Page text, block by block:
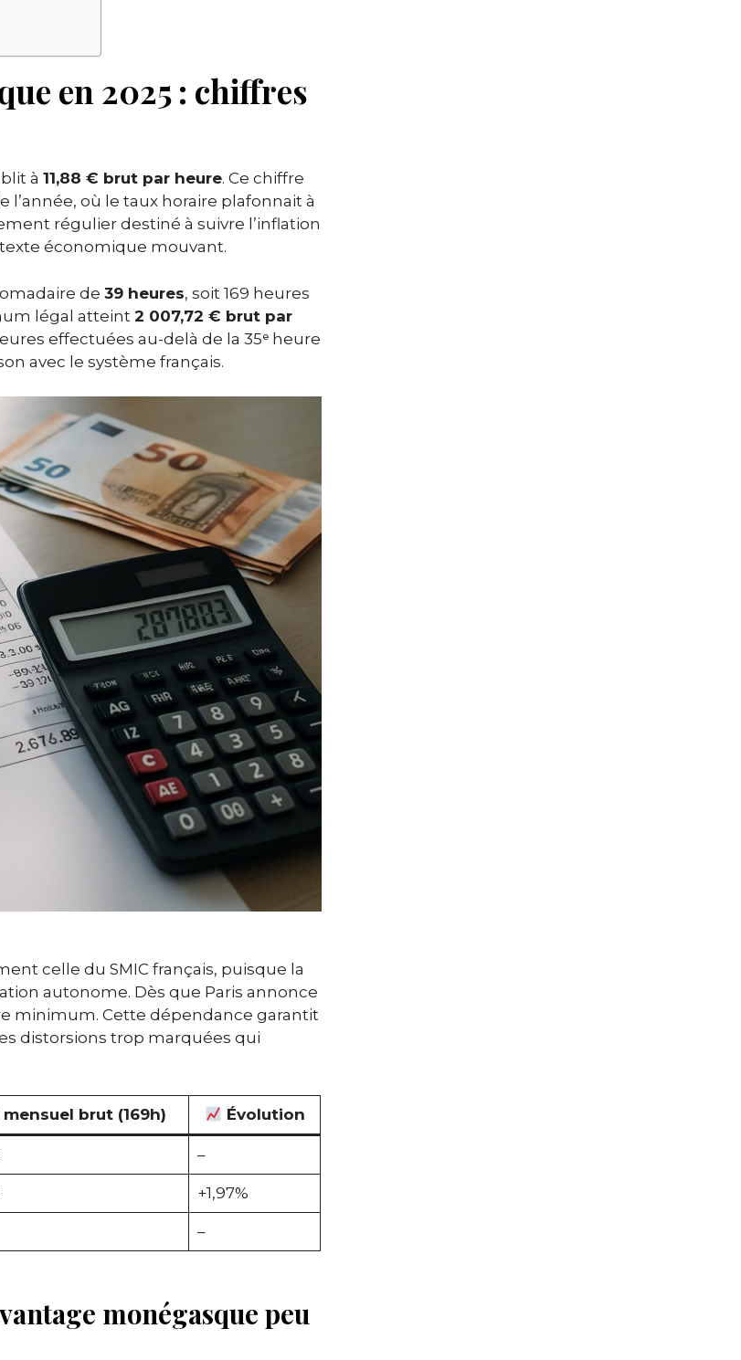
en 2025 : chiffres
à 11,88 € brut par heure. Ce chiffre
où le taux horaire plafonnait à
régulier destiné à suivre l’inflation
économique mouvant.
de 39 heures, soit 169 heures
légal atteint 2 007,72 € brut par
effectuées au-delà de la 35ᵉ heure
avec le système français.
celle du SMIC français, puisque la
autonome. Dès que Paris annonce
minimum. Cette dépendance garantit
distorsions trop marquées qui
mensuel brut (169h) Évolution
–
+1,97%
–
monégasque peu